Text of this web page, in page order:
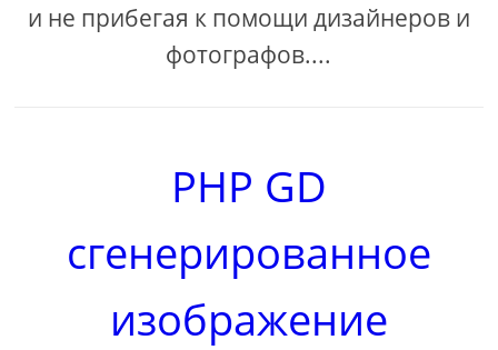
и не прибегая к помощи дизайнеров и
фотографов....
PHP GD
сгенерированное
изображение